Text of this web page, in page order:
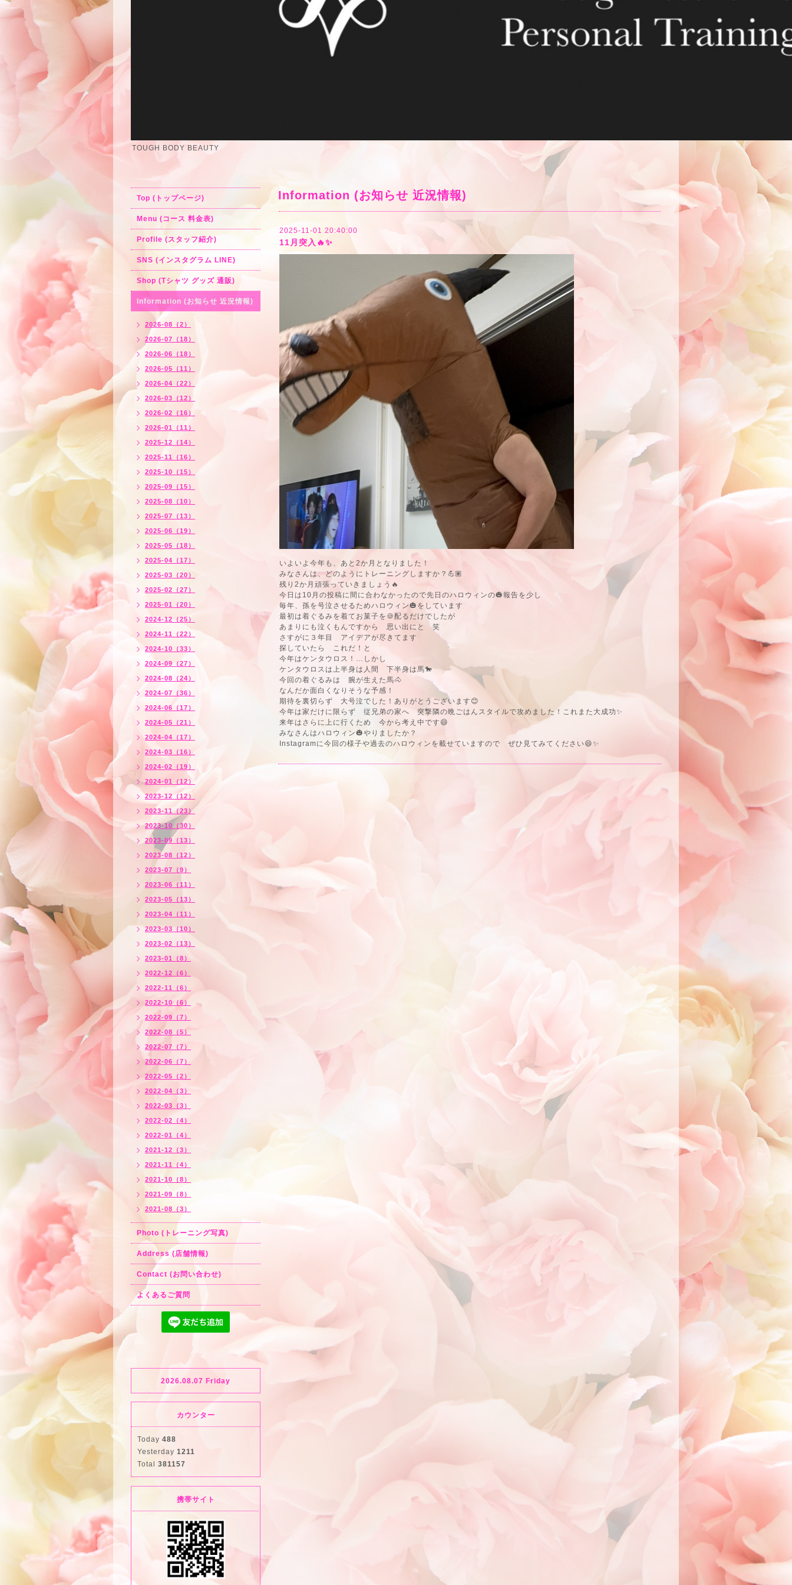
TOUGH BODY BEAUTY
Information (お知らせ 近況情報)
2025-11-01 20:40:00
11月突入🔥✨
いよいよ今年も、あと2か月となりました！
みなさんは、どのようにトレーニングしますか？💪🏽
残り2か月頑張っていきましょう🔥
今日は10月の投稿に間に合わなかったので先日のハロウィンの🎃報告を少し
毎年、孫を号泣させるためハロウィン🎃をしています
最初は着ぐるみを着てお菓子を🍪配るだけでしたが
あまりにも泣くもんですから 思い出にと 笑
さすがに３年目 アイデアが尽きてます
探していたら これだ！と
今年はケンタウロス！…しかし
ケンタウロスは上半身は人間 下半身は馬🐎
今回の着ぐるみは 腕が生えた馬🐴
なんだか面白くなりそうな予感！
期待を裏切らず 大号泣でした！ありがとうございます😊
今年は家だけに限らず 従兄弟の家へ 突撃隣の晩ごはんスタイルで攻めました！これまた大成功✨
来年はさらに上に行くため 今から考え中です😄
みなさんはハロウィン🎃やりましたか？
Instagramに今回の様子や過去のハロウィンを載せていますので ぜひ見てみてください😄✨
Top (トップページ)
Menu (コース 料金表)
Profile (スタッフ紹介)
SNS (インスタグラム LINE)
Shop (Tシャツ グッズ 通販)
Information (お知らせ 近況情報)
2026-08（2）
2026-07（18）
2026-06（18）
2026-05（11）
2026-04（22）
2026-03（12）
2026-02（16）
2026-01（11）
2025-12（14）
2025-11（16）
2025-10（15）
2025-09（15）
2025-08（10）
2025-07（13）
2025-06（19）
2025-05（18）
2025-04（17）
2025-03（20）
2025-02（27）
2025-01（20）
2024-12（25）
2024-11（22）
2024-10（33）
2024-09（27）
2024-08（24）
2024-07（36）
2024-06（17）
2024-05（21）
2024-04（17）
2024-03（16）
2024-02（19）
2024-01（12）
2023-12（12）
2023-11（23）
2023-10（30）
2023-09（13）
2023-08（12）
2023-07（9）
2023-06（11）
2023-05（13）
2023-04（11）
2023-03（10）
2023-02（13）
2023-01（8）
2022-12（6）
2022-11（6）
2022-10（6）
2022-09（7）
2022-08（5）
2022-07（7）
2022-06（7）
2022-05（2）
2022-04（3）
2022-03（3）
2022-02（4）
2022-01（4）
2021-12（3）
2021-11（4）
2021-10（8）
2021-09（8）
2021-08（3）
Photo (トレーニング写真)
Address (店舗情報)
Contact (お問い合わせ)
よくあるご質問
2026.08.07 Friday
カウンター
Today 488
Yesterday 1211
Total 381157
携帯サイト